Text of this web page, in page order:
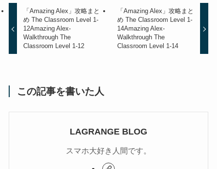
「Amazing Alex」攻略まと
め The Classroom Level 1-
12Amazing Alex-
Walkthrough The
Classroom Level 1-12
「Amazing Alex」攻略まと
め The Classroom Level 1-
14Amazing Alex-
Walkthrough The
Classroom Level 1-14
この記事を書いた人
LAGRANGE BLOG
スマホ大好き人間です。